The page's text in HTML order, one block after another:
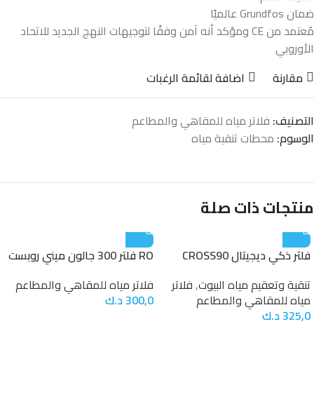
ضمان Grundfos عالميًا
مُعتمد من CE ومؤكد أنه آمن وفقًا لتوجيهات النهج الجديد للاتحاد
الأوروبي
مقارنة
اضافة لقائمة الرغبات
التصنيف: فلاتر مياه للمقاهي والمطاعم
الوسوم: محطات تنقية مياه
منتجات ذات صلة
فلتر ذكي ديجيتال CROSS90
تنقية وتعقيم مياه البيوت,فلاتر
مياه للمقاهي والمطاعم
325,0د.ك
RO فلتر 300 جالون ميني روبست
فلاتر مياه للمقاهي والمطاعم
300,0د.ك